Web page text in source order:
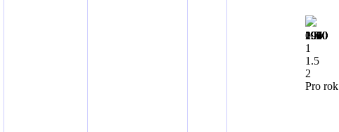
1900
1910
1920
1930
1940
1950
1960
1970
1980
1990
2000
0.5
1
1.5
2
Pro